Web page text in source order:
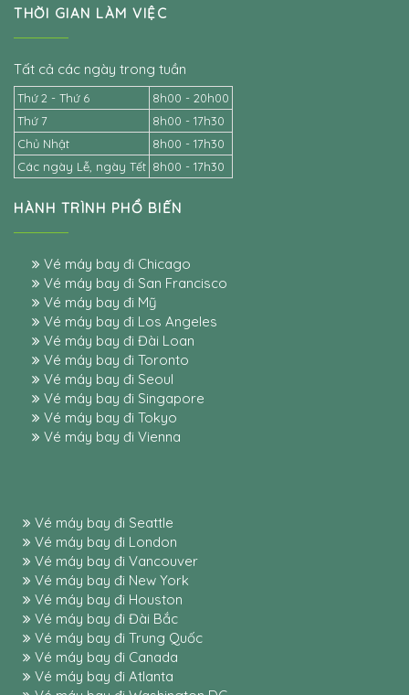
THỜI GIAN LÀM VIỆC
Tất cả các ngày trong tuần
Thứ 2 - Thứ 6
8h00 - 20h00
Thứ 7
8h00 - 17h30
Chủ Nhật
8h00 - 17h30
Các ngày Lễ, ngày Tết 8h00 - 17h30
HÀNH TRÌNH PHỔ BIẾN
Vé máy bay đi Chicago
Vé máy bay đi San Francisco
Vé máy bay đi Mỹ
Vé máy bay đi Los Angeles
Vé máy bay đi Đài Loan
Vé máy bay đi Toronto
Vé máy bay đi Seoul
Vé máy bay đi Singapore
Vé máy bay đi Tokyo
Vé máy bay đi Vienna
Vé máy bay đi Seattle
Vé máy bay đi London
Vé máy bay đi Vancouver
Vé máy bay đi New York
Vé máy bay đi Houston
Vé máy bay đi Đài Bắc
Vé máy bay đi Trung Quốc
Vé máy bay đi Canada
Vé máy bay đi Atlanta